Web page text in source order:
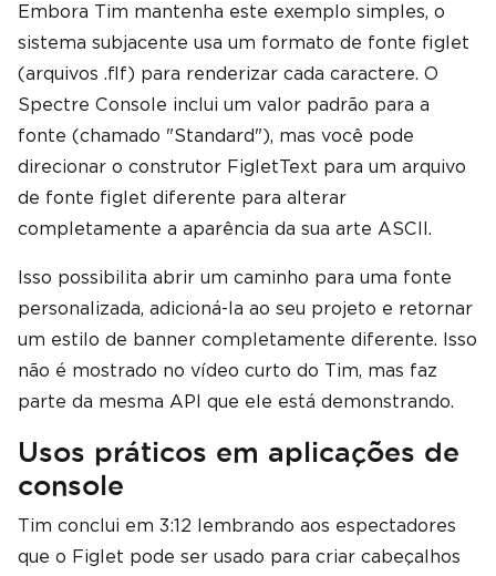
Embora Tim mantenha este exemplo simples, o
sistema subjacente usa um formato de fonte figlet
(arquivos .flf) para renderizar cada caractere. O
Spectre Console inclui um valor padrão para a
fonte (chamado "Standard"), mas você pode
direcionar o construtor FigletText para um arquivo
de fonte figlet diferente para alterar
completamente a aparência da sua arte ASCII.
Isso possibilita abrir um caminho para uma fonte
personalizada, adicioná-la ao seu projeto e retornar
um estilo de banner completamente diferente. Isso
não é mostrado no vídeo curto do Tim, mas faz
parte da mesma API que ele está demonstrando.
Usos práticos em aplicações de
console
Tim conclui em 3:12 lembrando aos espectadores
que o Figlet pode ser usado para criar cabeçalhos